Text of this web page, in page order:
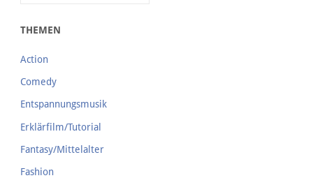
THEMEN
Action
Comedy
Entspannungsmusik
Erklärfilm/Tutorial
Fantasy/Mittelalter
Fashion